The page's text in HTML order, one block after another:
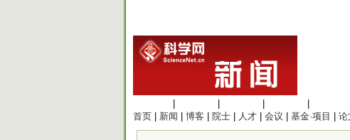
首页
新闻 博客 院士 人才 会议 基金·项目 论